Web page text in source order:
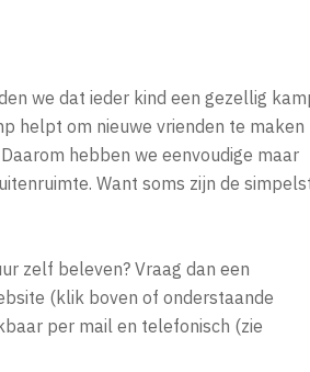
we dat ieder kind een gezellig
helpt om nieuwe vrienden te maken
hebben we eenvoudige maar
Want soms zijn de
zelf beleven? Vraag dan een
(klik boven of onderstaande
per mail en telefonisch (zie